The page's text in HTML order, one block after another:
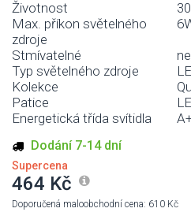
Životnost
Max. příkon světelného
zdroje
Stmívatelné
ne
Typ světelného zdroje
Kolekce
Patice
Energetická třída svítidla
Dodání 7-14 dní
Supercena
464 Kč
Doporučená maloobchodní cena: 610 Kč